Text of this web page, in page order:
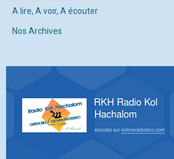
A lire, A voir, A écouter
Nos Archives